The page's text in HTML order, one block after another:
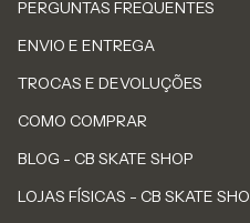
PERGUNTAS FREQUENTES
ENVIO E ENTREGA
TROCAS E DEVOLUÇÕES
COMO COMPRAR
BLOG - CB SKATE SHOP
LOJAS FÍSICAS - CB SKATE